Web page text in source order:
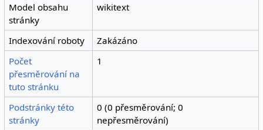
Model obsahu
stránky
wikitext
Indexování roboty
Zakázáno
Počet
přesměrování na
tuto stránku
1
Podstránky této
stránky
0 (0 přesměrování; 0
nepřesměrování)